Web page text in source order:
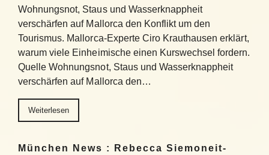
Wohnungsnot, Staus und Wasserknappheit
verschärfen auf Mallorca den Konflikt um den
Tourismus. Mallorca-Experte Ciro Krauthausen erklärt,
warum viele Einheimische einen Kurswechsel fordern.
Quelle Wohnungsnot, Staus und Wasserknappheit
verschärfen auf Mallorca den…
Weiterlesen
München News : Rebecca Siemoneit-